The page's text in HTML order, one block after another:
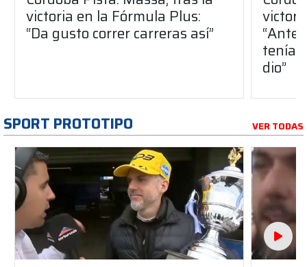
victoria en la Fórmula Plus:
“Da gusto correr carreras así”
dio”
SPORT PROTOTIPO VER TODAS